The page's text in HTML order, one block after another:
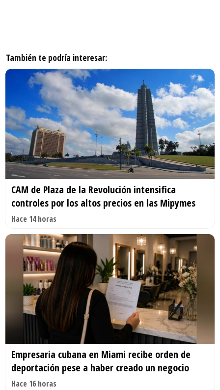
También te podría interesar:
CAM de Plaza de la Revolución intensifica
controles por los altos precios en las Mipymes
Hace 14 horas
Empresaria cubana en Miami recibe orden de
deportación pese a haber creado un negocio
Hace 16 horas